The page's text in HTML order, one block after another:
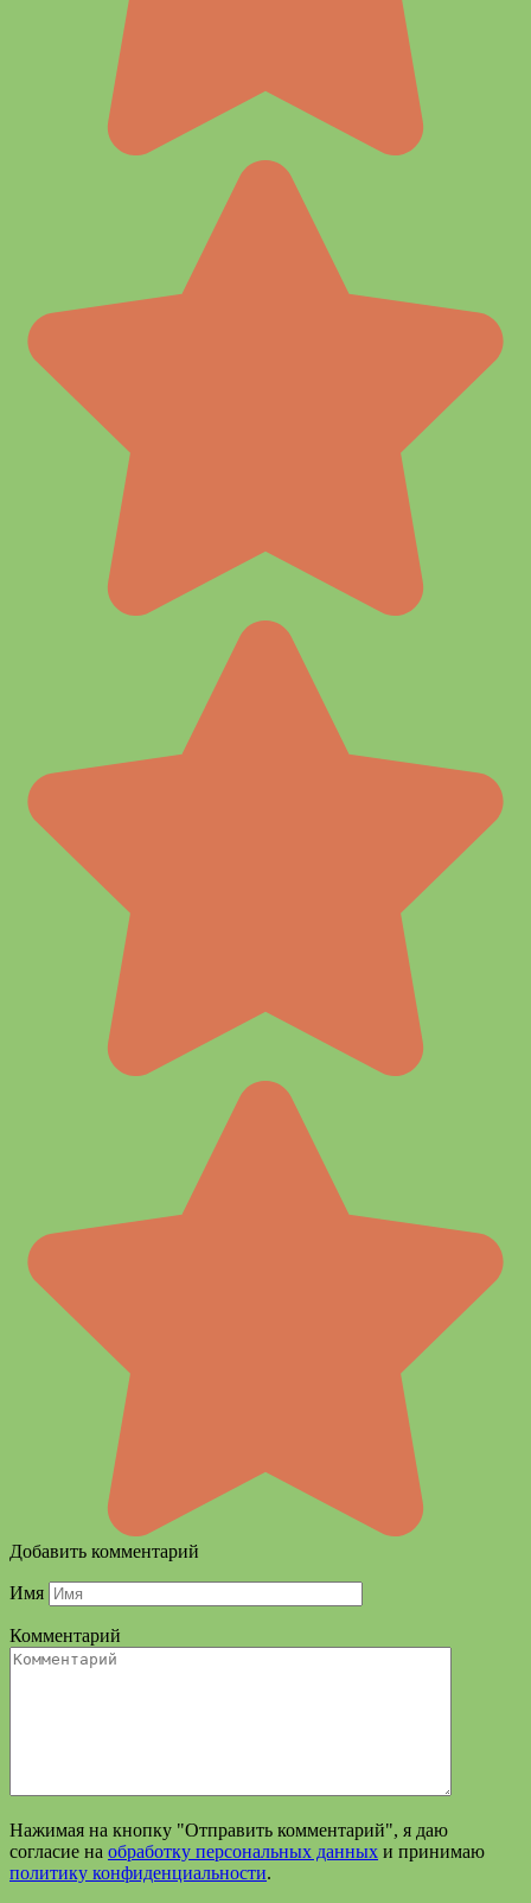
Добавить комментарий
Имя
Комментарий
Нажимая на кнопку "Отправить комментарий", я даю
согласие на обработку персональных данных и принимаю
политику конфиденциальности.